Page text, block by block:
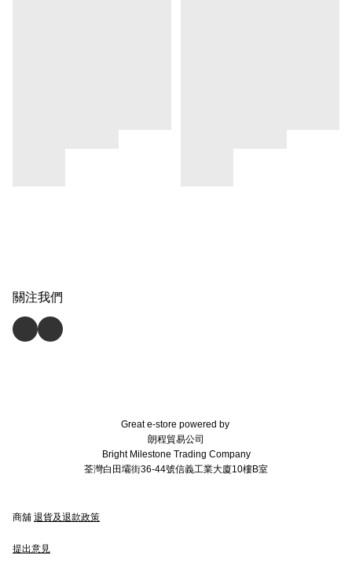
關注我們
Great e-store powered by
朗程貿易公司
Bright Milestone Trading Company
荃灣白田壩街36-44號信義工業大廈10樓B室
商舖 退貨及退款政策
提出意見